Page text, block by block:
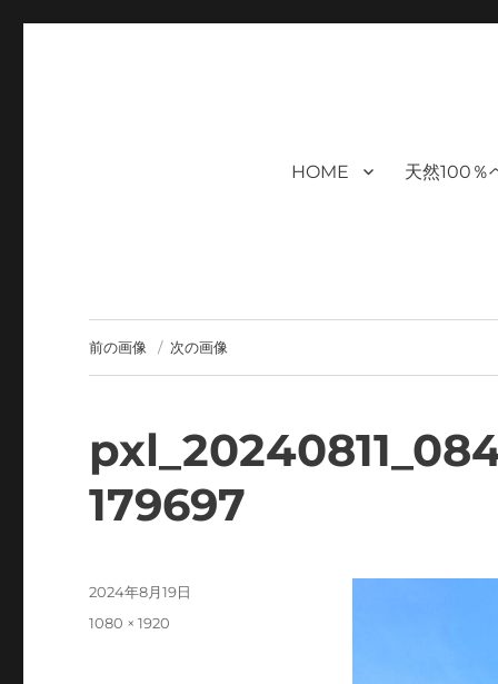
ケアサロン｜オフィシャル
HOME 天然100％
前の画像 次の画像
179697
投
2024年8月19日
フ
1080 × 1920